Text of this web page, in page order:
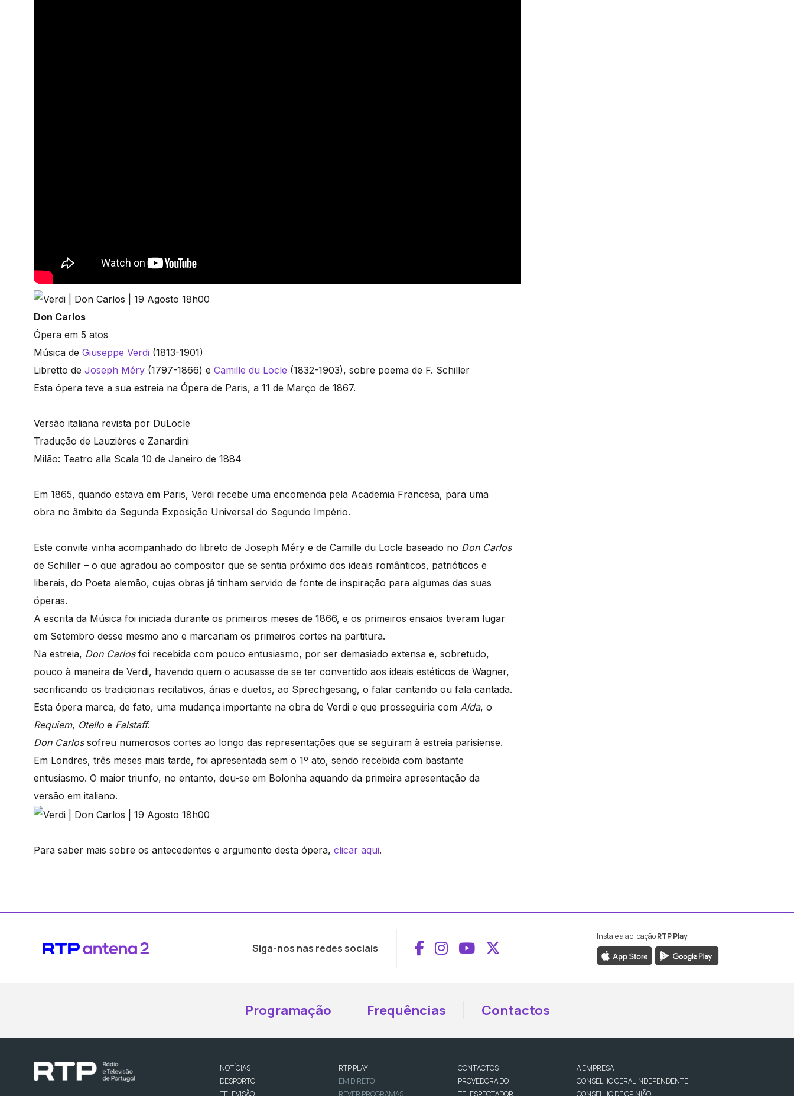
Don Carlos
Ópera em 5 atos
Música de Giuseppe Verdi (1813-1901)
Libretto de Joseph Méry (1797-1866) e Camille du Locle (1832-1903), sobre poema de F. Schiller
Esta ópera teve a sua estreia na Ópera de Paris, a 11 de Março de 1867.
Versão italiana revista por DuLocle
Tradução de Lauzières e Zanardini
Milão: Teatro alla Scala 10 de Janeiro de 1884
Em 1865, quando estava em Paris, Verdi recebe uma encomenda pela Academia Francesa, para uma
obra no âmbito da Segunda Exposição Universal do Segundo Império.
Este convite vinha acompanhado do libreto de Joseph Méry e de Camille du Locle baseado no Don Carlos
de Schiller – o que agradou ao compositor que se sentia próximo dos ideais românticos, patrióticos e
liberais, do Poeta alemão, cujas obras já tinham servido de fonte de inspiração para algumas das suas
óperas.
A escrita da Música foi iniciada durante os primeiros meses de 1866, e os primeiros ensaios tiveram lugar
em Setembro desse mesmo ano e marcariam os primeiros cortes na partitura.
Na estreia, Don Carlosfoi recebida com pouco entusiasmo, por ser demasiado extensa e, sobretudo,
pouco à maneira de Verdi, havendo quem o acusasse de se ter convertido aos ideais estéticos de Wagner,
sacrificando os tradicionais recitativos, árias e duetos, ao Sprechgesang, o falar cantando ou fala cantada.
Esta ópera marca, de fato, uma mudança importante na obra de Verdi e que prosseguiria com Aída, o
Requiem, Otello e Falstaff.
Don Carlossofreu numerosos cortes ao longo das representações que se seguiram à estreia parisiense.
Em Londres, três meses mais tarde, foi apresentada sem o 1º ato, sendo recebida com bastante
entusiasmo. O maior triunfo, no entanto, deu-se em Bolonha aquando da primeira apresentação da
versão em italiano.
Para saber mais sobre os antecedentes e argumento desta ópera, clicar aqui.
Siga-nos nas redes sociais Aceder ao Facebook da RTP Antena 2
Aceder ao Instagram da RTP Antena 2
Aceder ao YouTube da RTP Antena 2
Aceder ao X da RTP Antena 2
Instale a aplicaçãoRTP Play
Programação Frequências Contactos
NOTÍCIAS
DESPORTO
TELEVISÃO
RTP PLAY
EM DIRETO
REVER PROGRAMAS
CONTACTOS
PROVEDORA DO
TELESPECTADOR
A EMPRESA
CONSELHO GERAL INDEPENDENTE
CONSELHO DE OPINIÃO